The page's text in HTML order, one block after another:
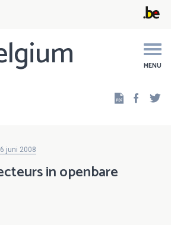
MENU
juni 2008
in openbare